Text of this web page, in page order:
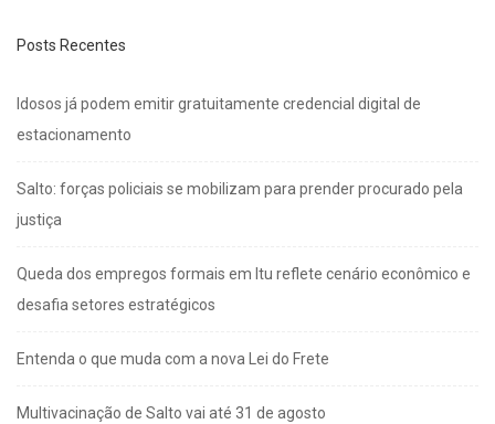
Posts Recentes
Idosos já podem emitir gratuitamente credencial digital de
estacionamento
Salto: forças policiais se mobilizam para prender procurado pela
justiça
Queda dos empregos formais em Itu reflete cenário econômico e
desafia setores estratégicos
Entenda o que muda com a nova Lei do Frete
Multivacinação de Salto vai até 31 de agosto